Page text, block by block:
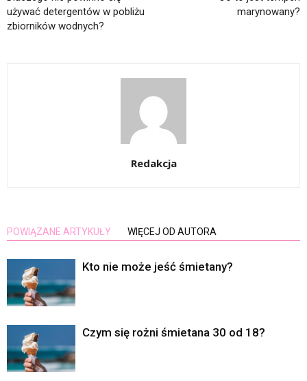
używać detergentów w pobliżu
zbiorników wodnych?
marynowany?
Redakcja
POWIĄZANE ARTYKUŁY WIĘCEJ OD AUTORA
Kto nie może jeść śmietany?
Czym się rożni śmietana 30 od 18?